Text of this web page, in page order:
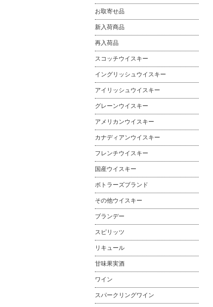
お取寄せ品
新入荷商品
再入荷品
スコッチウイスキー
イングリッシュウイスキー
アイリッシュウイスキー
グレーンウイスキー
アメリカンウイスキー
カナディアンウイスキー
フレンチウイスキー
国産ウイスキー
ボトラーズブランド
その他ウイスキー
ブランデー
スピリッツ
リキュール
甘味果実酒
ワイン
スパークリングワイン